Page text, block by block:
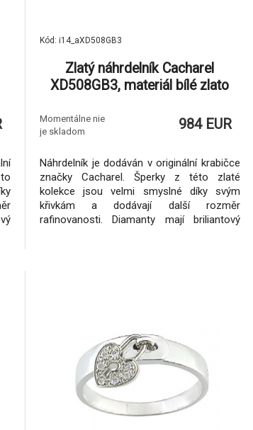
Kód: i14_aXD508GB3
Zlatý náhrdelník Cacharel
XD508GB3, materiál bílé zlato
Momentálne nie
je skladom
984 EUR
Náhrdelník je dodáván v originální krabičce
značky Cacharel. Šperky z této zlaté
kolekce jsou velmi smyslné díky svým
křivkám a dodávají další rozměr
rafinovanosti. Diamanty mají briliantový